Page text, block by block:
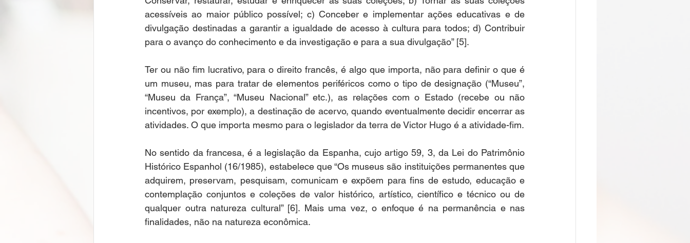
acessíveis ao maior público possível; c) Conceber e implementar ações educativas e de
divulgação destinadas a garantir a igualdade de acesso à cultura para todos; d) Contribuir
para o avanço do conhecimento e da investigação e para a sua divulgação” [5].
Ter ou não fim lucrativo, para o direito francês, é algo que importa, não para definir o que é
um museu, mas para tratar de elementos periféricos como o tipo de designação (“Museu”,
“Museu da França”, “Museu Nacional” etc.), as relações com o Estado (recebe ou não
incentivos, por exemplo), a destinação de acervo, quando eventualmente decidir encerrar as
No sentido da francesa, é a legislação da Espanha, cujo artigo 59, 3, da Lei do Patrimônio
Histórico Espanhol (16/1985), estabelece que “Os museus são instituições permanentes que
adquirem, preservam, pesquisam, comunicam e expõem para fins de estudo, educação e
contemplação conjuntos e coleções de valor histórico, artístico, científico e técnico ou de
qualquer outra natureza cultural” [6]. Mais uma vez, o enfoque é na permanência e nas
finalidades, não na natureza econômica.